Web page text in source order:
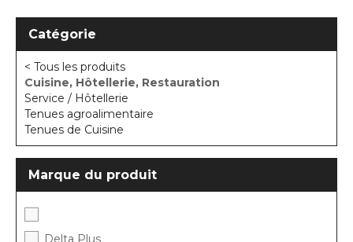
Catégorie
< Tous les produits
Cuisine, Hôtellerie, Restauration
Service / Hôtellerie
Tenues agroalimentaire
Tenues de Cuisine
Marque du produit
Delta Plus